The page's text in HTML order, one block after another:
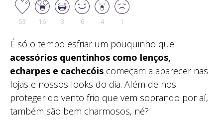
53 16 3 6 4 1
É só o tempo esfriar um pouquinho que
acessórios quentinhos como lenços,
echarpes e cachecóis começam a aparecer nas
lojas e nossos looks do dia. Além de nos
proteger do vento frio que vem soprando por aí,
também são bem charmosos, né?